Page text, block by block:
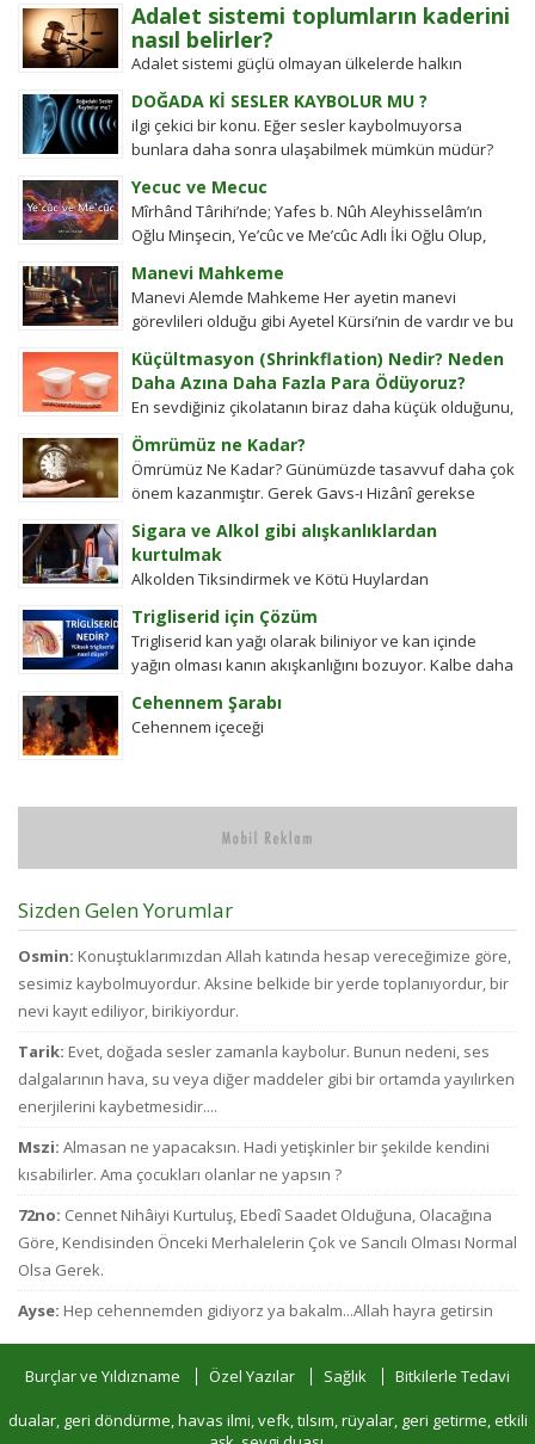
Adalet sistemi toplumların kaderini
nasıl belirler?
Adalet sistemi güçlü olmayan ülkelerde halkın
değişim gücü tarihten bugüne toplumsal hareketleri
şekillendirdi. Detayları keşfedin!
DOĞADA Kİ SESLER KAYBOLUR MU ?
ilgi çekici bir konu. Eğer sesler kaybolmuyorsa
bunlara daha sonra ulaşabilmek mümkün müdür?
Yecuc ve Mecuc
Mîrhând Târihi’nde; Yafes b. Nûh Aleyhisselâm’ın
Oğlu Minşecin, Ye’cûc ve Me’cûc Adlı İki Oğlu Olup,
Manevi Mahkeme
Manevi Alemde Mahkeme Her ayetin manevi
görevlileri olduğu gibi Ayetel Kürsi’nin de vardır ve bu
Küçültmasyon (Shrinkflation) Nedir? Neden
Daha Azına Daha Fazla Para Ödüyoruz?
En sevdiğiniz çikolatanın biraz daha küçük olduğunu,
aynı büyüklükteki pakette daha az bisküvi
bulunduğunu veya cips torbalarının daha fazla
hava...
Ömrümüz ne Kadar?
Ömrümüz Ne Kadar? Günümüzde tasavvuf daha çok
önem kazanmıştır. Gerek Gavs-ı Hizânî gerekse
değildi....
Sigara ve Alkol gibi alışkanlıklardan
kurtulmak
Alkolden Tiksindirmek ve Kötü Huylardan
Huylardan Vazgecirmek icin Okumak için belli bir
zamanı yok...
Trigliserid için Çözüm
Trigliserid kan yağı olarak biliniyor ve kan içinde
yağın olması kanın akışkanlığını bozuyor. Kalbe daha
Cehennem Şarabı
Cehennem içeceği
Sizden Gelen Yorumlar
Osmin: Konuştuklarımızdan Allah katında hesap vereceğimize göre,
sesimiz kaybolmuyordur. Aksine belkide bir yerde toplanıyordur, bir
nevi kayıt ediliyor, birikiyordur.
Tarik: Evet, doğada sesler zamanla kaybolur. Bunun nedeni, ses
dalgalarının hava, su veya diğer maddeler gibi bir ortamda yayılırken
enerjilerini kaybetmesidir....
Mszi: Almasan ne yapacaksın. Hadi yetişkinler bir şekilde kendini
kısabilirler. Ama çocukları olanlar ne yapsın ?
72no: Cennet Nihâiyi Kurtuluş, Ebedî Saadet Olduğuna, Olacağına
Göre, Kendisinden Önceki Merhalelerin Çok ve Sancılı Olması Normal
Olsa Gerek.
Ayse: Hep cehennemden gidiyorz ya bakalm...Allah hayra getirsin
Burçlar ve Yıldızname Özel Yazılar Sağlık Bitkilerle Tedavi
dualar, geri döndürme, havas ilmi, vefk, tılsım, rüyalar, geri getirme, etkili